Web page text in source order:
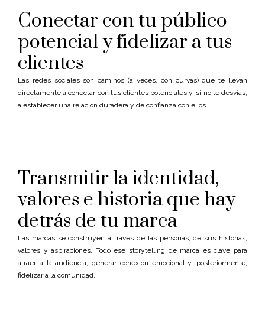
Conectar con tu público
potencial y fidelizar a tus
clientes
Las redes sociales son caminos (a veces, con curvas) que te llevan
directamente a conectar con tus clientes potenciales y, si no te desvías,
a establecer una relación duradera y de confianza con ellos.
Transmitir la identidad,
valores e historia que hay
detrás de tu marca
Las marcas se construyen a través de las personas, de sus historias,
valores y aspiraciones. Todo ese storytelling de marca es clave para
atraer a la audiencia, generar conexión emocional y, posteriormente,
fidelizar a la comunidad.